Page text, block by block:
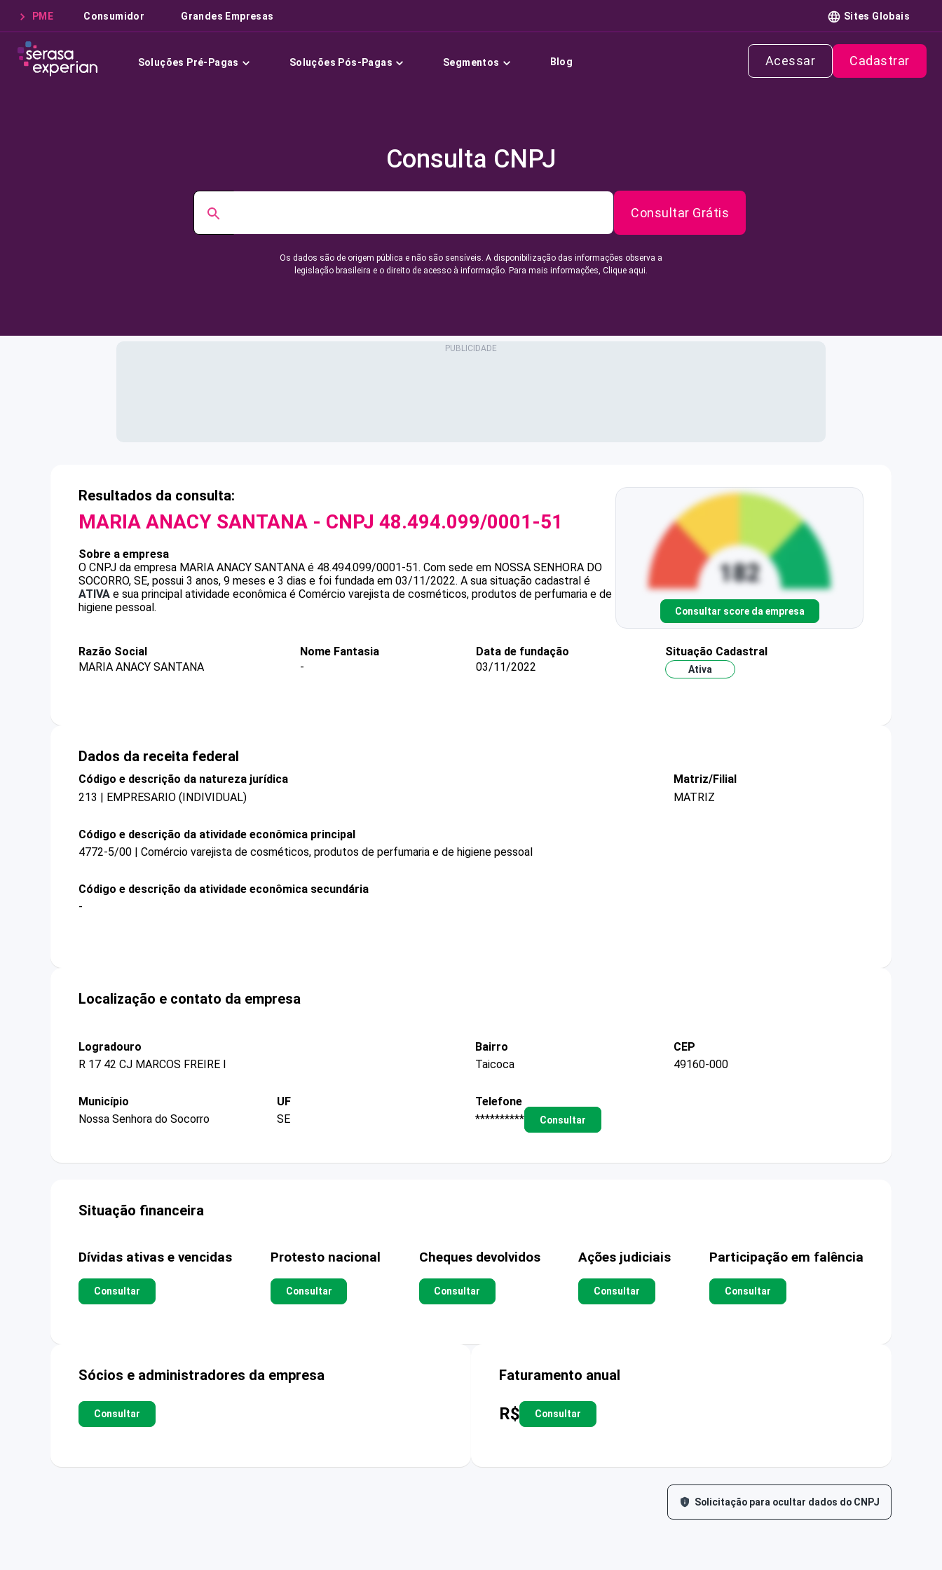
PME Consumidor Grandes Empresas Sites Globais
Soluções Pré-Pagas Soluções Pós-Pagas Segmentos Blog Acessar Cadastrar
Consulta CNPJ
Consultar Grátis
Os dados são de origem pública e não são sensíveis. A disponibilização das informações observa a
legislação brasileira e o direito de acesso à informação. Para mais informações, Clique aqui.
Resultados da consulta:
MARIA ANACY SANTANA - CNPJ 48.494.099/0001-51
Sobre a empresa
O CNPJ da empresa MARIA ANACY SANTANA é 48.494.099/0001-51. Com sede em NOSSA SENHORA DO
SOCORRO, SE, possui 3 anos, 9 meses e 3 dias e foi fundada em 03/11/2022. A sua situação cadastral é
ATIVA e sua principal atividade econômica é Comércio varejista de cosméticos, produtos de perfumaria e de
higiene pessoal.
Consultar score da empresa
Razão Social
MARIA ANACY SANTANA
Nome Fantasia
-
Data de fundação
03/11/2022
Situação Cadastral
Ativa
Dados da receita federal
Código e descrição da natureza jurídica
213 | EMPRESARIO (INDIVIDUAL)
Matriz/Filial
MATRIZ
Código e descrição da atividade econômica principal
4772-5/00 | Comércio varejista de cosméticos, produtos de perfumaria e de higiene pessoal
Código e descrição da atividade econômica secundária
-
Localização e contato da empresa
Logradouro
R 17 42 CJ MARCOS FREIRE I
Bairro
Taicoca
CEP
49160-000
Município
Nossa Senhora do Socorro
UF
SE
Telefone
**********
Consultar
Situação financeira
Dívidas ativas e vencidas
Consultar
Protesto nacional
Consultar
Cheques devolvidos
Consultar
Ações judiciais
Consultar
Participação em falência
Consultar
Sócios e administradores da empresa
Consultar
Faturamento anual
R$ Consultar
Solicitação para ocultar dados do CNPJ